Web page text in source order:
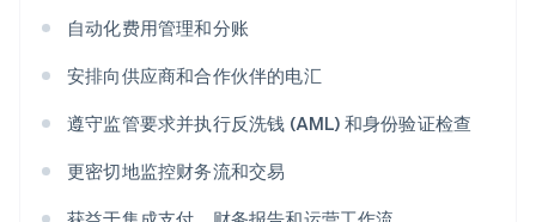
自动化费用管理和分账
安排向供应商和合作伙伴的电汇
遵守监管要求并执行反洗钱 (AML) 和身份验证检查
更密切地监控财务流和交易
阿联酋
English
爱尔兰
English
爱沙尼亚
English
奥地利